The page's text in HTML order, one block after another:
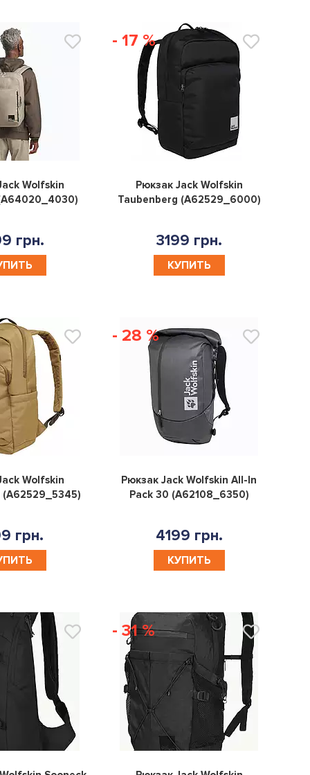
Wolfskin
грн.
- 17 %
Рюкзак Jack Wolfskin
Taubenberg (A62529_6000)
3199 грн.
КУПИТЬ
Wolfskin
(A62529_5345)
грн.
- 28 %
0
Рюкзак Jack Wolfskin All-In
Pack 30 (A62108_6350)
4199 грн.
КУПИТЬ
0
- 31 %